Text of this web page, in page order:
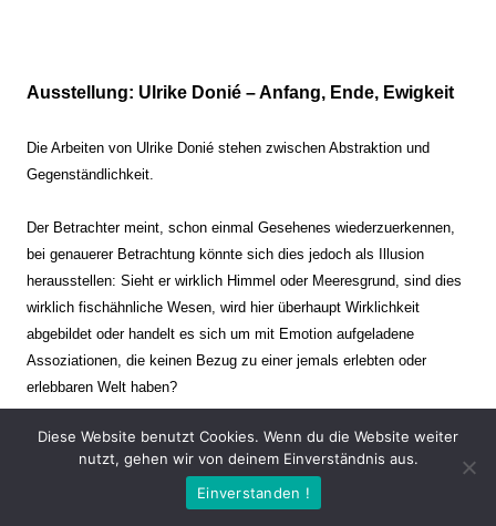
Ausstellung: Ulrike Donié – Anfang, Ende, Ewigkeit
Die Arbeiten von Ulrike Donié stehen zwischen Abstraktion und
Gegenständlichkeit.
Der Betrachter meint, schon einmal Gesehenes wiederzuerkennen,
bei genauerer Betrachtung könnte sich dies jedoch als Illusion
herausstellen: Sieht er wirklich Himmel oder Meeresgrund, sind dies
wirklich fischähnliche Wesen, wird hier überhaupt Wirklichkeit
abgebildet oder handelt es sich um mit Emotion aufgeladene
Assoziationen, die keinen Bezug zu einer jemals erlebten oder
erlebbaren Welt haben?
Verharren und Dynamik stehen sich dabei gegenüber. Zeit steht still
oder verrinnt im Nu. Es soll dabei eine Spannung, auch farblich, bis
zur Schmerzgrenze erzeugt werden. Die Arbeiten stellen ambivalente
Diese Website benutzt Cookies. Wenn du die Website weiter
nutzt, gehen wir von deinem Einverständnis aus.
Einverstanden !